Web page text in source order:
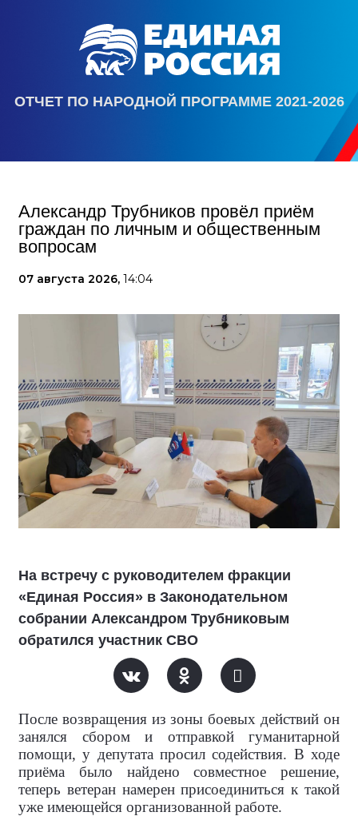
ОТЧЕТ ПО НАРОДНОЙ ПРОГРАММЕ 2021-2026
Александр Трубников провёл приём
граждан по личным и общественным
вопросам
07 августа 2026, 14:04
На встречу с руководителем фракции
«Единая Россия» в Законодательном
собрании Александром Трубниковым
обратился участник СВО
После возвращения из зоны боевых действий он
занялся сбором и отправкой гуманитарной
помощи, у депутата просил содействия. В ходе
приёма было найдено совместное решение,
теперь ветеран намерен присоединиться к такой
уже имеющейся организованной работе.